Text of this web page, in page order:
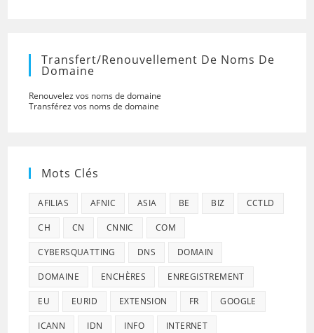
Transfert/renouvellement De Noms De
Domaine
Renouvelez vos noms de domaine
Transférez vos noms de domaine
Mots Clés
AFILIAS AFNIC ASIA BE BIZ CCTLD
CH CN CNNIC COM
CYBERSQUATTING DNS DOMAIN
DOMAINE ENCHÈRES ENREGISTREMENT
EU EURID EXTENSION FR GOOGLE
ICANN IDN INFO INTERNET